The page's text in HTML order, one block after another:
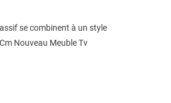
se combinent à un style
Nouveau Meuble Tv